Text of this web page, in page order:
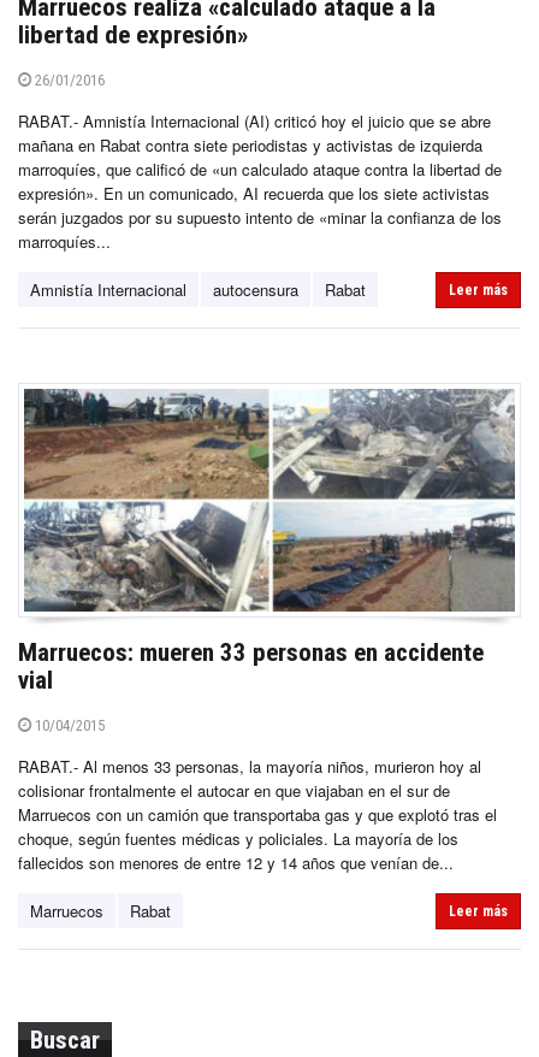
Marruecos realiza «calculado ataque a la
libertad de expresión»
26/01/2016
RABAT.- Amnistía Internacional (AI) criticó hoy el juicio que se abre
mañana en Rabat contra siete periodistas y activistas de izquierda
marroquíes, que calificó de «un calculado ataque contra la libertad de
expresión». En un comunicado, AI recuerda que los siete activistas
serán juzgados por su supuesto intento de «minar la confianza de los
marroquíes...
Amnistía Internacional autocensura Rabat Leer más
Marruecos: mueren 33 personas en accidente
vial
10/04/2015
RABAT.- Al menos 33 personas, la mayoría niños, murieron hoy al
colisionar frontalmente el autocar en que viajaban en el sur de
Marruecos con un camión que transportaba gas y que explotó tras el
choque, según fuentes médicas y policiales. La mayoría de los
fallecidos son menores de entre 12 y 14 años que venían de...
Marruecos Rabat Leer más
Buscar